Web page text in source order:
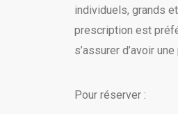
individuels, grands
prescription est
s’assurer d’avoir une
Pour réserver :